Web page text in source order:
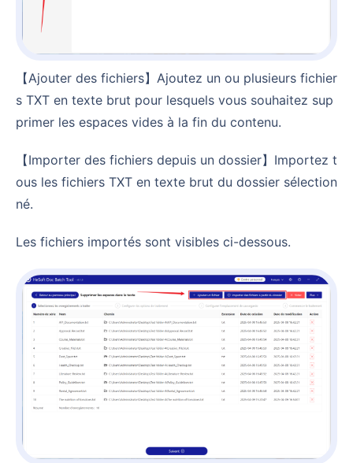
【Ajouter des fichiers】Ajoutez un ou plusieurs fichier
s TXT en texte brut pour lesquels vous souhaitez sup
primer les espaces vides à la fin du contenu.
【Importer des fichiers depuis un dossier】Importez t
ous les fichiers TXT en texte brut du dossier sélection
né.
Les fichiers importés sont visibles ci-dessous.